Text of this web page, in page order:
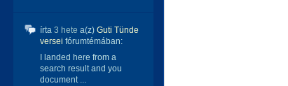
írta 3 hete a(z) Guti Tünde
versei fórumtémában:
I landed here from a
search result and you
document ...